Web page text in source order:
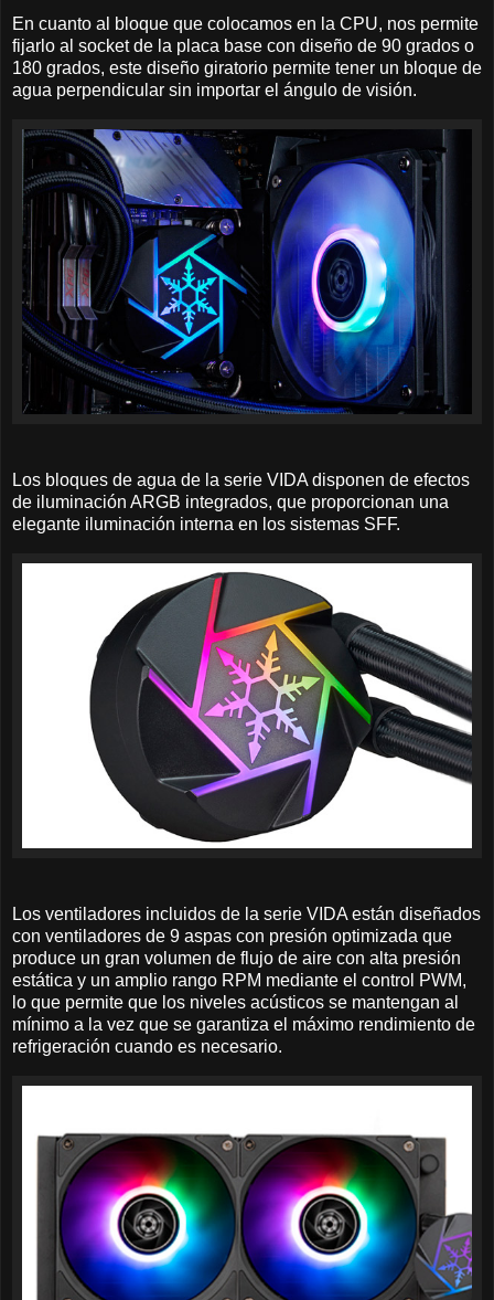
En cuanto al bloque que colocamos en la CPU, nos permite
fijarlo al socket de la placa base con diseño de 90 grados o
180 grados, este diseño giratorio permite tener un bloque de
agua perpendicular sin importar el ángulo de visión.
Los bloques de agua de la serie VIDA disponen de efectos
de iluminación ARGB integrados, que proporcionan una
elegante iluminación interna en los sistemas SFF.
Los ventiladores incluidos de la serie VIDA están diseñados
con ventiladores de 9 aspas con presión optimizada que
produce un gran volumen de flujo de aire con alta presión
estática y un amplio rango RPM mediante el control PWM,
lo que permite que los niveles acústicos se mantengan al
mínimo a la vez que se garantiza el máximo rendimiento de
refrigeración cuando es necesario.